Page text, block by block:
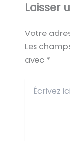
Laisser
Votre
Les
avec *
ici…